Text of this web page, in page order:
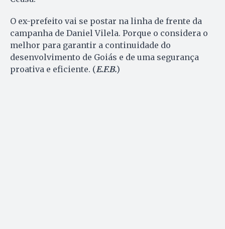
O ex-prefeito vai se postar na linha de frente da
campanha de Daniel Vilela. Porque o considera o
melhor para garantir a continuidade do
desenvolvimento de Goiás e de uma segurança
proativa e eficiente. (E.F.B.)